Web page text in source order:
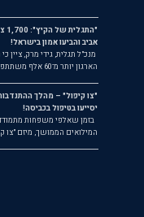
אביב והביעו אמון בישראל!
מנכ"ל תגלית, גידי מרק,
הארגון יותר מ־60 אלף משתתפים, מתנדב...
"צו קיפול" – מהלך
יסייעו בטיפול בכביסה!
בזמן שאלפי משפחות
המילואים הממושך, מיזם "צו